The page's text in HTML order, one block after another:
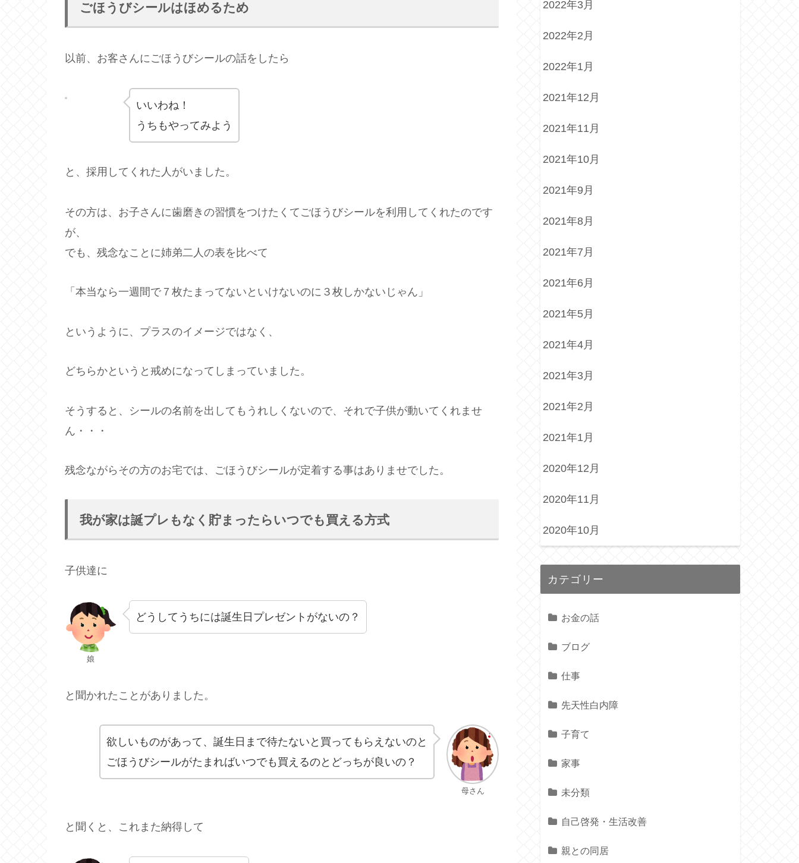
ごほうびシールはほめるため
以前、お客さんにごほうびシールの話をしたら
いいわね！
うちもやってみよう
と、採用してくれた人がいました。
その方は、お子さんに歯磨きの習慣をつけたくてごほうびシールを利用してくれたのです
が、
でも、残念なことに姉弟二人の表を比べて
「本当なら一週間で７枚たまってないといけないのに３枚しかないじゃん」
というように、プラスのイメージではなく、
どちらかというと戒めになってしまっていました。
そうすると、シールの名前を出してもうれしくないので、それで子供が動いてくれませ
ん・・・
残念ながらその方のお宅では、ごほうびシールが定着する事はありませでした。
我が家は誕プレもなく貯まったらいつでも買える方式
子供達に
娘
どうしてうちには誕生日プレゼントがないの？
と聞かれたことがありました。
母さん
欲しいものがあって、誕生日まで待たないと買ってもらえないのと
ごほうびシールがたまればいつでも買えるのとどっちが良いの？
と聞くと、これまた納得して
2022年3月
2022年2月
2022年1月
2021年12月
2021年11月
2021年10月
2021年9月
2021年8月
2021年7月
2021年6月
2021年5月
2021年4月
2021年3月
2021年2月
2021年1月
2020年12月
2020年11月
2020年10月
カテゴリー
お金の話
ブログ
仕事
先天性白内障
子育て
家事
未分類
自己啓発・生活改善
親との同居